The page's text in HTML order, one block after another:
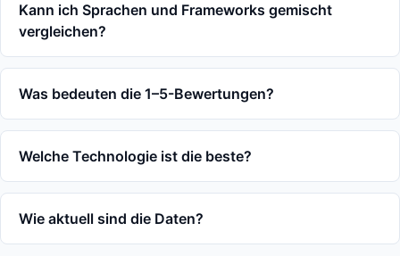
Kann ich Sprachen und Frameworks gemischt
vergleichen?
Was bedeuten die 1–5-Bewertungen?
Welche Technologie ist die beste?
Wie aktuell sind die Daten?